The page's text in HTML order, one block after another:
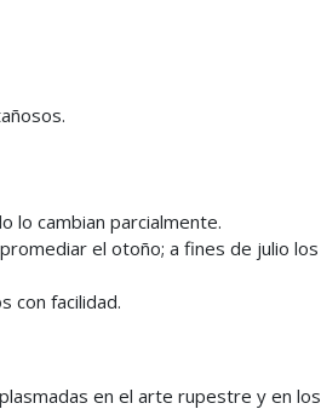
lo cambian parcialmente.
el otoño; a fines de julio los
con facilidad.
en el arte rupestre y en los